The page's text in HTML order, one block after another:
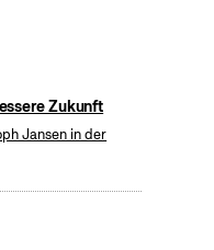
Zukunft
Jansen in der